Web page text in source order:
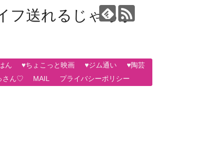
フ送れるじゃろか
ん ♥ちょこっと映画 ♥ジム通い
♥陶芸
さん♡ MAIL プライバシーポリシー